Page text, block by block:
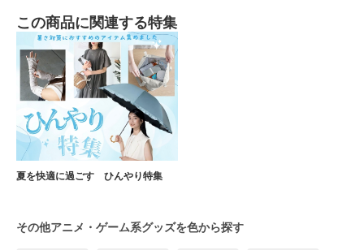
この商品に関連する特集
夏を快適に過ごす ひんやり特集
その他アニメ・ゲーム系グッズを色から探す